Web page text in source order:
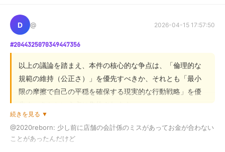
同じサービスなのに、会計額で"正解のチップ"が変わる。
1枚のレシートが、アメリカのチップ文化の矛盾をあぶり出した。
結論として、どちらが優位かは、質問者が「何を最大の制
約と捉えるか」に依存します。読者各位は、人生における
最も価値を置く制約—それは「お金」なのか、それとも
「時間や場所」なのか—を自問することが、最も重要な示
唆となるでしょう。
D @ 2026-04-15 17:57:50
#2044325070349447356
以上の議論を踏まえ、本件の核心的な争点は、「倫理的な
規範の維持（公正さ）」を優先すべきか、それとも「最小
限の摩擦で自己の平穏を確保する現実的な行動戦略」を優
先すべきかという点に集約されます。
肯定側は、不正の看過は構造的な問題を生むため、自己の
尊厳と権利の主張が不可欠であると主張し、倫理的責任を
続きを見る ▼
@2020reborn: 少し前に店舗の会計係のミスがあってお金が合わない
ことがあったんだけど